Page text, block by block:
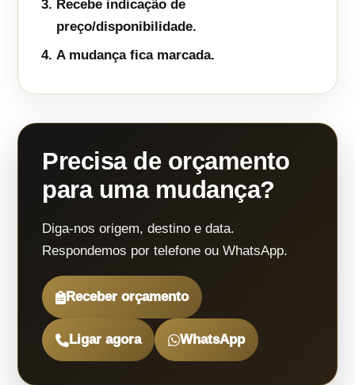
Recebe indicação de
preço/disponibilidade.
A mudança fica marcada.
Precisa de orçamento
para uma mudança?
Diga-nos origem, destino e data.
Respondemos por telefone ou WhatsApp.
Receber orçamento
Ligar agora WhatsApp